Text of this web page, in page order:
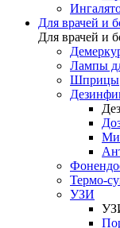
Для врачей и
Для врачей и
Лампы
Шприцы
Термо-
УЗИ